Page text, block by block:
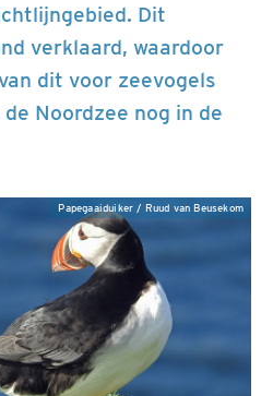
Dit
verklaard, waardoor
dit voor zeevogels
Noordzee nog in de
Papegaaiduiker / Ruud van Beusekom